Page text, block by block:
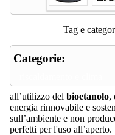
Tag e
Categorie:
all’utilizzo del bioetanolo,
energia rinnovabile e
sull’ambiente e non
perfetti per l'uso all’aperto.